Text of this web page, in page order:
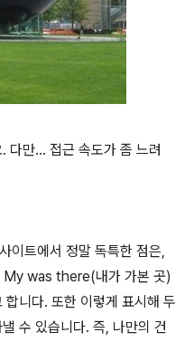
다만... 접근 속도가 좀 느려
이트에서 정말 독특한 점은,
was there(내가 가본 곳)
니다. 또한 이렇게 표시해 두
수 있습니다. 즉, 나만의 건